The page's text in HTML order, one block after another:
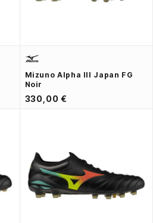
Mizuno Alpha III Japan FG
Noir
330,00 €